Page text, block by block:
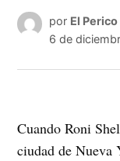
por El
6 de
Cuando Roni
ciudad de Nueva